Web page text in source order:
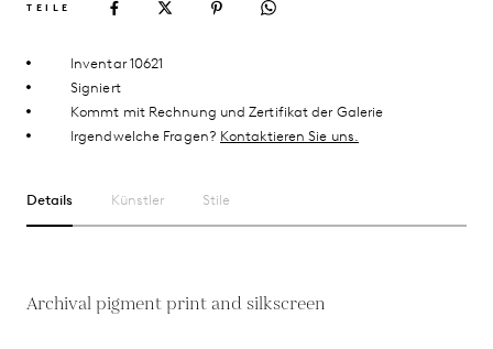
TEILE
Inventar 10621
Signiert
Kommt mit Rechnung und Zertifikat der Galerie
Irgendwelche Fragen? Kontaktieren Sie uns.
Details Künstler Stile
Archival pigment print and silkscreen